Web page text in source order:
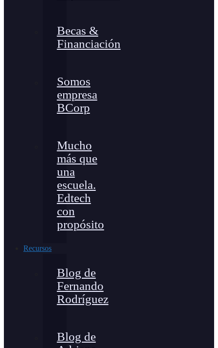
Becas &
Financiación
Somos
empresa
BCorp
Mucho
más que
una
escuela.
Edtech
con
propósito
Recursos
Blog de
Fernando
Rodríguez
Blog de